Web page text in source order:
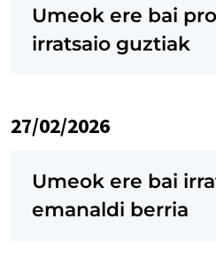
Umeok ere bai
irratsaio guztiak
27/02/2026
Umeok ere bai
emanaldi berria